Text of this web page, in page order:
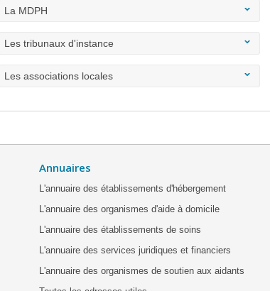
La MDPH
Les tribunaux d'instance
Les associations locales
Annuaires
L'annuaire des établissements d'hébergement
L'annuaire des organismes d'aide à domicile
L'annuaire des établissements de soins
L'annuaire des services juridiques et financiers
L'annuaire des organismes de soutien aux aidants